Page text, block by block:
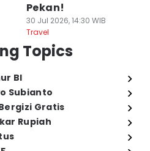
Pekan!
30 Jul 2026, 14:30 WIB
Travel
Topics
BI
Subianto
Gratis
Rupiah